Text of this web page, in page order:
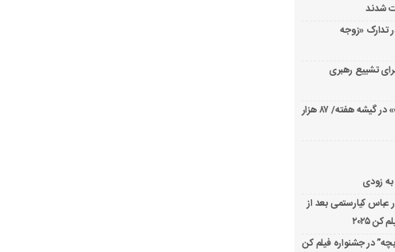
شدند
پس از ۹ سال در تدارک «زوجه
تشییع رهبری
صدرنشینی قاطع «تهران کنارت» در گیشه هفته/ ۸۷ هزار
به زودی
عباس کیارستمی بعد از
۲۰۲۵
در جشنواره فیلم کن